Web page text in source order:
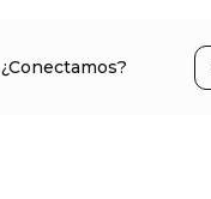
¿Conectamos?